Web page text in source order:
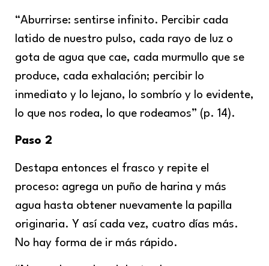
“Aburrirse: sentirse infinito. Percibir cada
latido de nuestro pulso, cada rayo de luz o
gota de agua que cae, cada murmullo que se
produce, cada exhalación; percibir lo
inmediato y lo lejano, lo sombrío y lo evidente,
lo que nos rodea, lo que rodeamos” (p. 14).
Paso 2
Destapa entonces el frasco y repite el
proceso: agrega un puño de harina y más
agua hasta obtener nuevamente la papilla
originaria. Y así cada vez, cuatro días más.
No hay forma de ir más rápido.